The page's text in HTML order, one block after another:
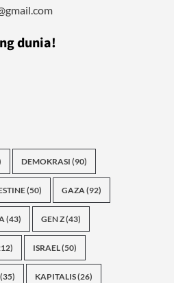
dunia!
DEMOKRASI (90)
(50) GAZA(92)
(43) GEN Z(43)
ISRAEL(50)
KAPITALIS(26)